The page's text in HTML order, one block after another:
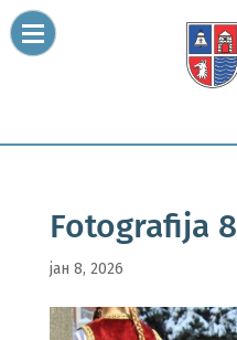
Fotografija 8
јан 8, 2026